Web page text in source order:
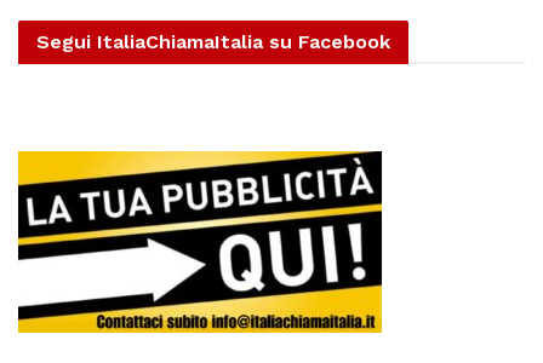
Segui ItaliaChiamaItalia su Facebook